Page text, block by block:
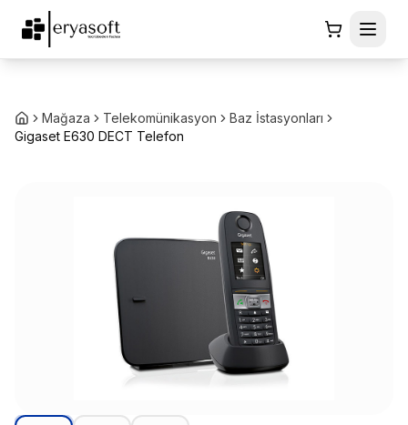
Mağaza Telekomünikasyon
Baz İstasyonları
Gigaset E630 DECT Telefon